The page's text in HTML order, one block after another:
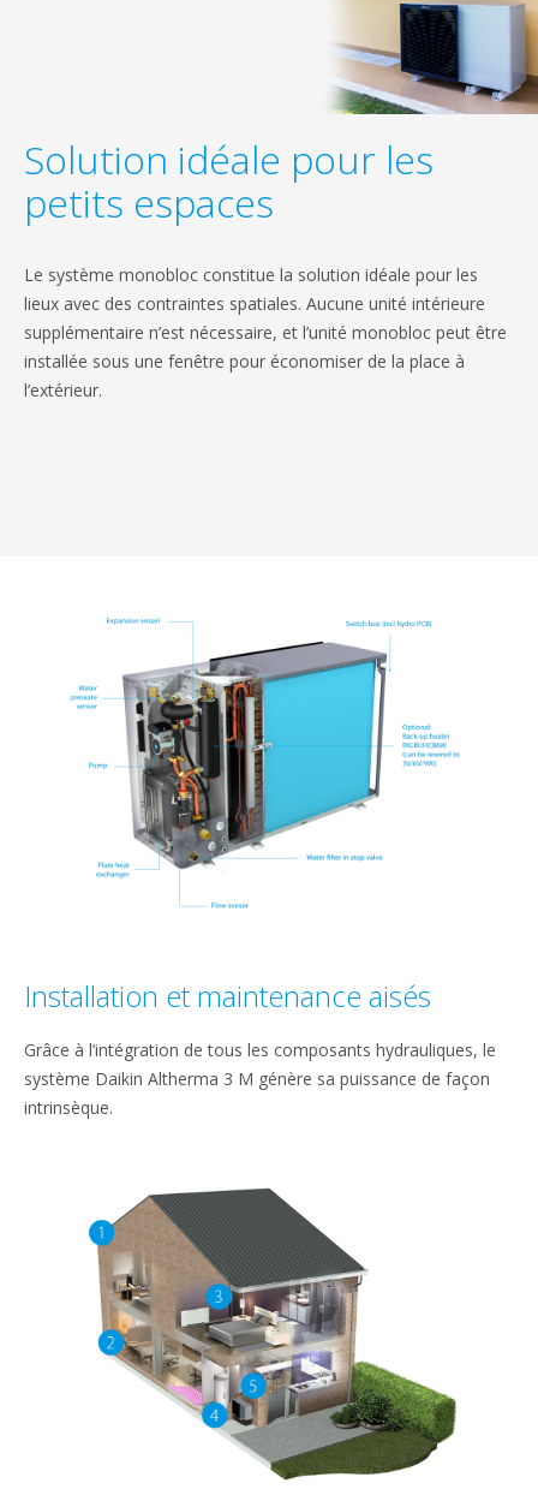
Solution idéale pour les
petits espaces
Le système monobloc constitue la solution idéale pour les
lieux avec des contraintes spatiales. Aucune unité intérieure
supplémentaire n’est nécessaire, et l’unité monobloc peut être
installée sous une fenêtre pour économiser de la place à
l’extérieur.
Installation et maintenance aisés
Grâce à l’intégration de tous les composants hydrauliques, le
système Daikin Altherma 3 M génère sa puissance de façon
intrinsèque.